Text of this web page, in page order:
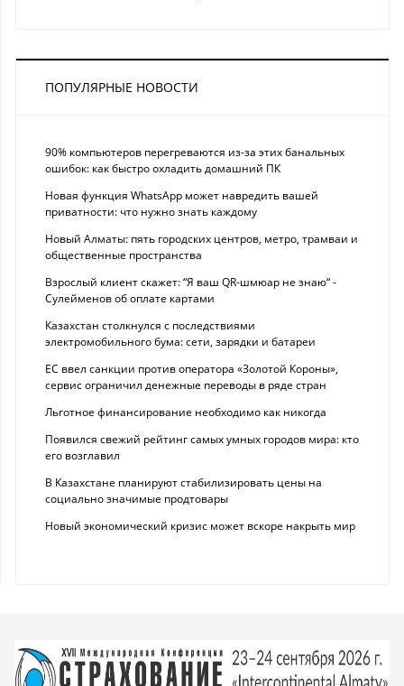
ПОПУЛЯРНЫЕ НОВОСТИ
90% компьютеров перегреваются из-за этих банальных
ошибок: как быстро охладить домашний ПК
Новая функция WhatsApp может навредить вашей
приватности: что нужно знать каждому
Новый Алматы: пять городских центров, метро, трамваи и
общественные пространства
Взрослый клиент скажет: “Я ваш QR-шмюар не знаю“ -
Сулейменов об оплате картами
Казахстан столкнулся с последствиями
электромобильного бума: сети, зарядки и батареи
ЕС ввел санкции против оператора «Золотой Короны»,
сервис ограничил денежные переводы в ряде стран
Льготное финансирование необходимо как никогда
Появился свежий рейтинг самых умных городов мира: кто
его возглавил
В Казахстане планируют стабилизировать цены на
социально значимые продтовары
Новый экономический кризис может вскоре накрыть мир